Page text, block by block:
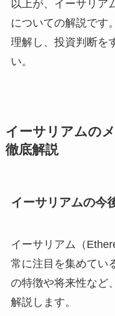
以上が、イーサリア
についての解説です
理解し、投資判断を
い。
イーサリアムの
徹底解説
イーサリアムの今
イーサリアム（
常に注目を集めてい
の特徴や将来性など
解説します。